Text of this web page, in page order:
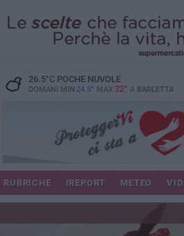
26.5°CPOCHE NUVOLE
DOMANI MIN 24.5° MAX 32° A BARLETTA
RUBRICHE IREPORT METEO